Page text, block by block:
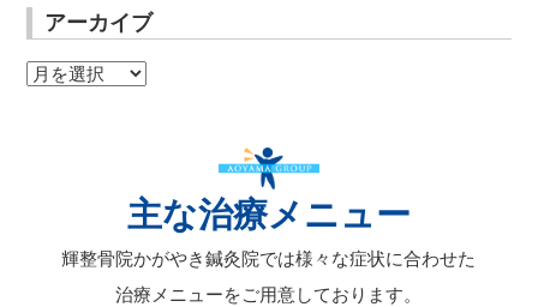
アーカイブ
ア
主な治療メニュー
輝整骨院かがやき鍼灸院では様々な症状に合わせた
治療メニューをご用意しております。